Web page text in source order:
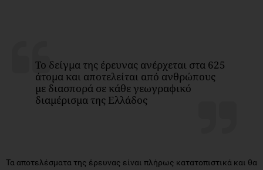
Το δείγμα της έρευνας ανέρχεται στα 625
άτομα και αποτελείται από ανθρώπους
με διασπορά σε κάθε γεωγραφικό
διαμέρισμα της Ελλάδος
Τα αποτελέσματα της έρευνας είναι πλήρως κατατοπιστικά και θα